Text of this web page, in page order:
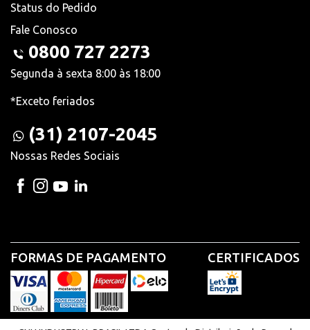
Status do Pedido
Fale Conosco
0800 727 2273
Segunda à sexta 8:00 às 18:00
*Exceto feriados
(31) 2107-2045
Nossas Redes Sociais
FORMAS DE PAGAMENTO CERTIFICADOS